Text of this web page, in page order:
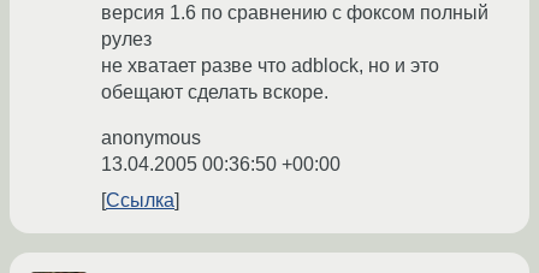
версия 1.6 по сравнению с фоксом полный
рулез
не хватает разве что adblock, но и это
обещают сделать вскоре.
anonymous
13.04.2005 00:36:50 +00:00
Ссылка